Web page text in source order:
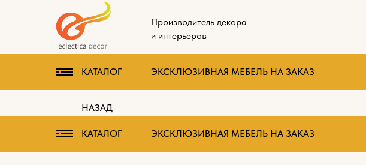
Производитель декора
и интерьеров
КАТАЛОГ ЭКСКЛЮЗИВНАЯ МЕБЕЛЬ НА ЗАКАЗ
НАЗАД
КАТАЛОГ ЭКСКЛЮЗИВНАЯ МЕБЕЛЬ НА ЗАКАЗ